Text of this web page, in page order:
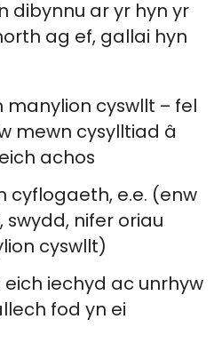
dibynnu ar yr hyn yr
ag ef, gallai hyn
manylion cyswllt – fel
mewn cysylltiad â
achos
cyflogaeth, e.e. (enw
swydd, nifer oriau
cyswllt)
iechyd ac unrhyw
fod yn ei